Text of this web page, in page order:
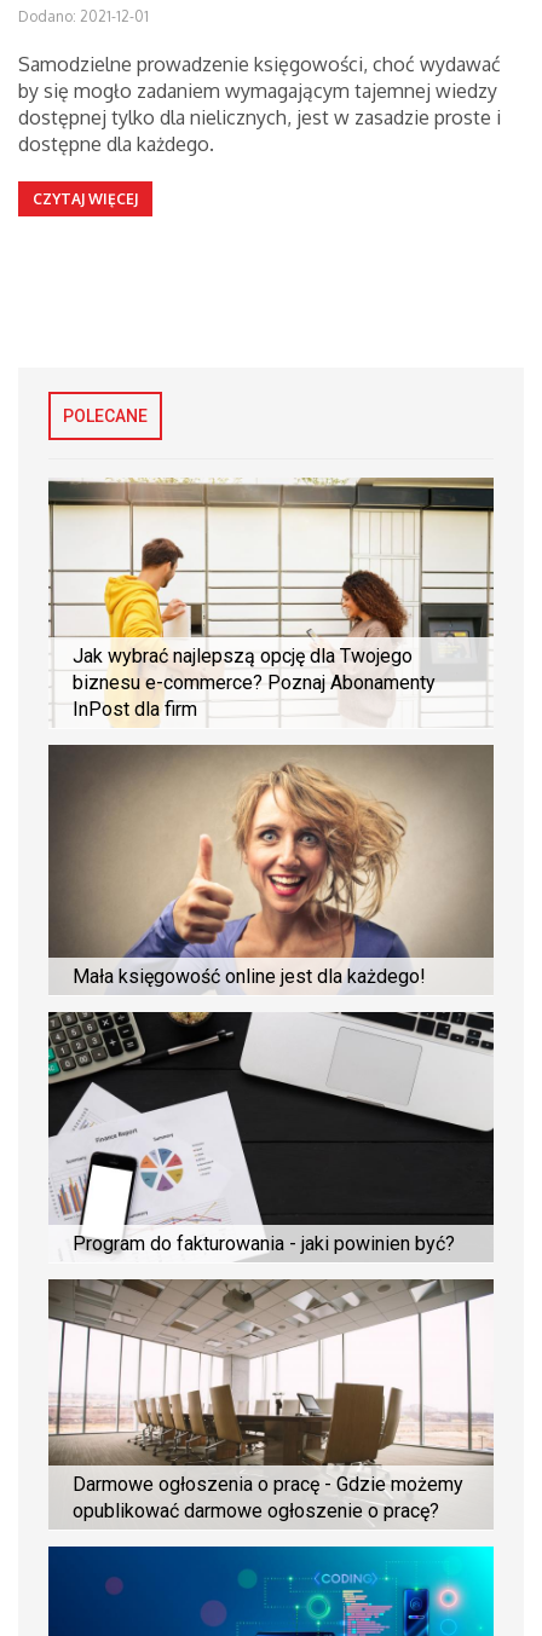
Dodano: 2021-12-01
Samodzielne prowadzenie księgowości, choć wydawać
by się mogło zadaniem wymagającym tajemnej wiedzy
dostępnej tylko dla nielicznych, jest w zasadzie proste i
dostępne dla każdego.
CZYTAJ WIĘCEJ
POLECANE
Jak wybrać najlepszą opcję dla Twojego
biznesu e-commerce? Poznaj Abonamenty
InPost dla firm
Mała księgowość online jest dla każdego!
Program do fakturowania - jaki powinien być?
Darmowe ogłoszenia o pracę - Gdzie możemy
opublikować darmowe ogłoszenie o pracę?